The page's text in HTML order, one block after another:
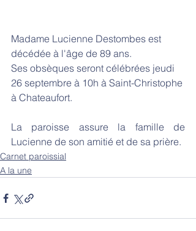
Madame Lucienne Destombes est
décédée à l'âge de 89 ans.
Ses obsèques seront célébrées jeudi
26 septembre à 10h à Saint-Christophe
à Chateaufort.
La paroisse assure la famille de
Lucienne de son amitié et de sa prière.
Carnet paroissial
A la une